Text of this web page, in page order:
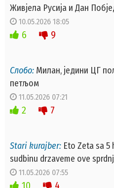
Живјела Русија и Дан
10.05.2026 18:05
6 9
Слобо: Милан, једини ЦГ
петљом
11.05.2026 07:21
2 7
Stari kurajber: Eto Zeta sa
sudbinu drzaveme ove
11.05.2026 07:55
10 4